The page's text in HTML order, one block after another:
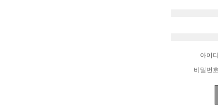
아이
비밀번